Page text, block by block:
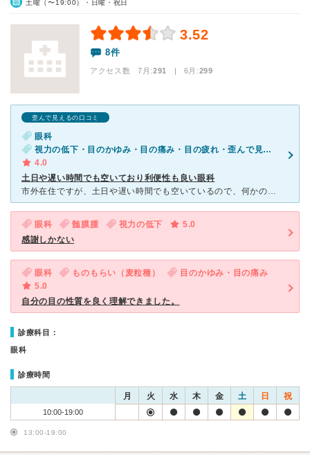
土曜（〜19:00）・日曜・祝日
3.52
8件
アクセス数 7月:291 | 6月:299
歪んで見えるの口コミ
眼科
視力の低下・目のかゆみ・目の痛み・目の疲れ・歪んで見える
4.0
土日や遅い時間でも空いており利便性も良い眼科
市外在住ですが、土日や遅い時間でも空いているので、何かの用事の序でに寄ることが可能なため、重宝しています。受付の対応も予約なしでも迅速で、気に入って使わせていただいています。 診察も丁寧で、症状
眼科 髄膜腫 視力の低下
5.0
感謝しかない
眼科 ものもらい（麦粒種）
目のかゆみ・目の痛み
5.0
自分の目の性質を良く理解できました。
診療科目：
眼科
診療時間
月 火 水 木 金 土 日 祝
10:00-19:00
13:00-19:00